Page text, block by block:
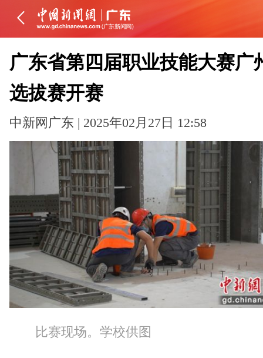
广东省第四届职业技能大赛广
选拔赛开赛
中新网广东 | 2025年02月27日 12:58
比赛现场。学校供图